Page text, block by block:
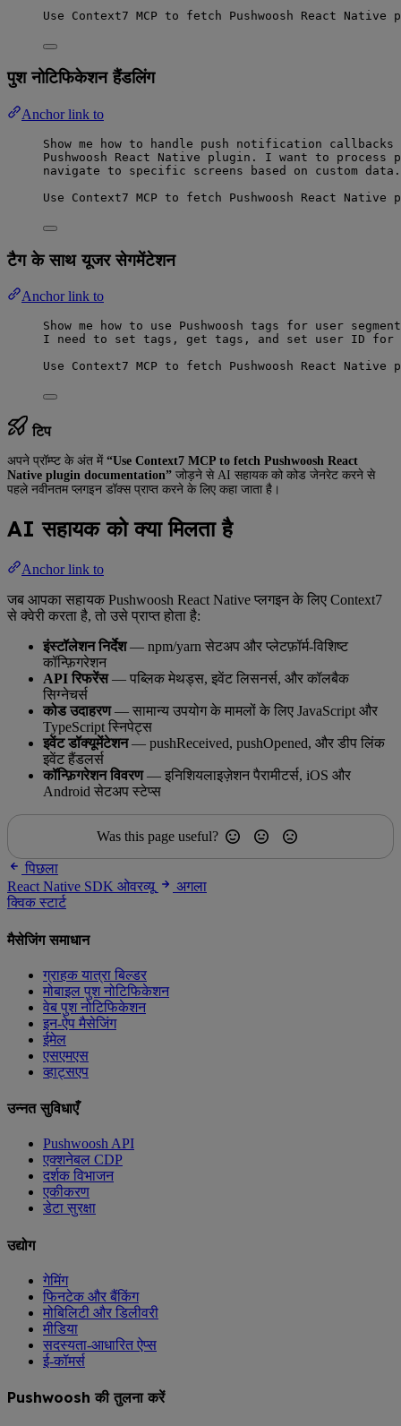
Use Context7 MCP to fetch Pushwoosh React Native
पुश नोटिफिकेशन हैंडलिंग
Anchor link to
Show me how to handle push notification
Pushwoosh React Native plugin. I want to process
navigate to specific screens based on custom data.
Use Context7 MCP to fetch Pushwoosh React
टैग के साथ यूजर सेगमेंटेशन
Anchor link to
Show me how to use Pushwoosh tags for user
I need to set tags, get tags, and set user ID for
Use Context7 MCP to fetch Pushwoosh React
टिप
अपने प्रॉम्प्ट के अंत में “Use Context7 MCP to fetch Pushwoosh React
Native plugin documentation” जोड़ने से AI सहायक को कोड जेनरेट करने से
पहले नवीनतम प्लगइन डॉक्स प्राप्त करने के लिए कहा जाता है।
AI सहायक को क्या मिलता है
Anchor link to
जब आपका सहायक Pushwoosh React Native प्लगइन के लिए Context7
से क्वेरी करता है, तो उसे प्राप्त होता है:
इंस्टॉलेशन निर्देश— npm/yarn सेटअप और प्लेटफ़ॉर्म-विशिष्ट
कॉन्फ़िगरेशन
API रिफरेंस— पब्लिक मेथड्स, इवेंट लिसनर्स, और कॉलबैक
सिग्नेचर्स
कोड उदाहरण— सामान्य उपयोग के मामलों के लिए JavaScript और
TypeScript स्निपेट्स
इवेंट डॉक्यूमेंटेशन— pushReceived, pushOpened, और डीप लिंक
इवेंट हैंडलर्स
कॉन्फ़िगरेशन विवरण— इनिशियलाइज़ेशन पैरामीटर्स, iOS और
Android सेटअप स्टेप्स
Was this page useful?
पिछला
React Native SDK ओवरव्यू
अगला
क्विक स्टार्ट
मैसेजिंग समाधान
ग्राहक यात्रा बिल्डर
मोबाइल पुश नोटिफिकेशन
वेब पुश नोटिफिकेशन
इन-ऐप मैसेजिंग
ईमेल
एसएमएस
व्हाट्सएप
उन्नत सुविधाएँ
Pushwoosh API
एक्शनेबल CDP
दर्शक विभाजन
एकीकरण
डेटा सुरक्षा
उद्योग
गेमिंग
फिनटेक और बैंकिंग
मोबिलिटी और डिलीवरी
मीडिया
सदस्यता-आधारित ऐप्स
ई-कॉमर्स
Pushwoosh की तुलना करें